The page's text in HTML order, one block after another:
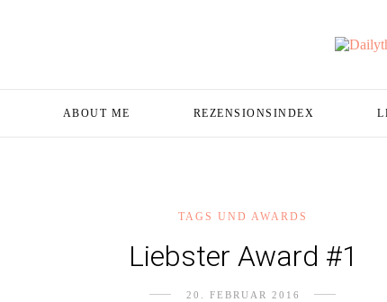
ABOUT ME REZENSIONSINDEX
TAGS UND AWARDS
Liebster Award #1
20. FEBRUAR 2016